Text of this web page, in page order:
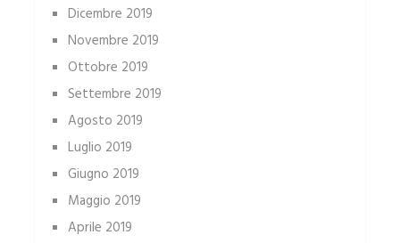
Dicembre 2019
Novembre 2019
Ottobre 2019
Settembre 2019
Agosto 2019
Luglio 2019
Giugno 2019
Maggio 2019
Aprile 2019